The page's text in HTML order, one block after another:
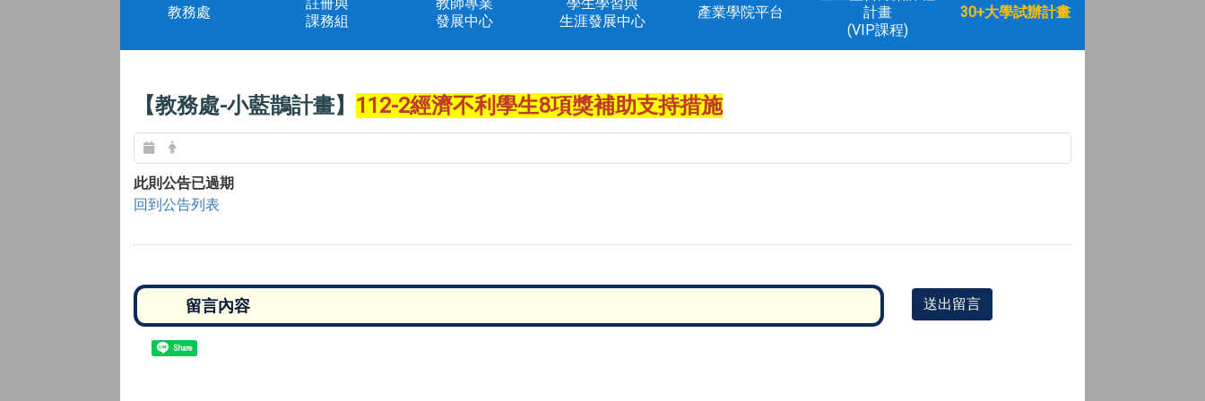
教務處
課務組
發展中心
生涯發展中心
產業學院平台
計畫
(VIP課程)
30+大學試辦計畫
【教務處-小藍鵲計畫】 112-2經濟不利學生8項獎補助支持措施
此則公告已過期
回到公告列表
送出留言
Share